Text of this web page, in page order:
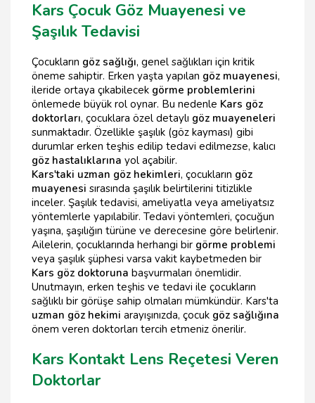
Kars Çocuk Göz Muayenesi ve
Şaşılık Tedavisi
Çocukların göz sağlığı, genel sağlıkları için kritik
öneme sahiptir. Erken yaşta yapılan göz muayenesi,
ileride ortaya çıkabilecek görme problemlerini
önlemede büyük rol oynar. Bu nedenle Kars göz
doktorları, çocuklara özel detaylı göz muayeneleri
sunmaktadır. Özellikle şaşılık (göz kayması) gibi
durumlar erken teşhis edilip tedavi edilmezse, kalıcı
göz hastalıklarına yol açabilir.
Kars'taki uzman göz hekimleri, çocukların göz
muayenesi sırasında şaşılık belirtilerini titizlikle
inceler. Şaşılık tedavisi, ameliyatla veya ameliyatsız
yöntemlerle yapılabilir. Tedavi yöntemleri, çocuğun
yaşına, şaşılığın türüne ve derecesine göre belirlenir.
Ailelerin, çocuklarında herhangi bir görme problemi
veya şaşılık şüphesi varsa vakit kaybetmeden bir
Kars göz doktoruna başvurmaları önemlidir.
Unutmayın, erken teşhis ve tedavi ile çocukların
sağlıklı bir görüşe sahip olmaları mümkündür. Kars'ta
uzman göz hekimi arayışınızda, çocuk göz sağlığına
önem veren doktorları tercih etmeniz önerilir.
Kars Kontakt Lens Reçetesi Veren
Doktorlar